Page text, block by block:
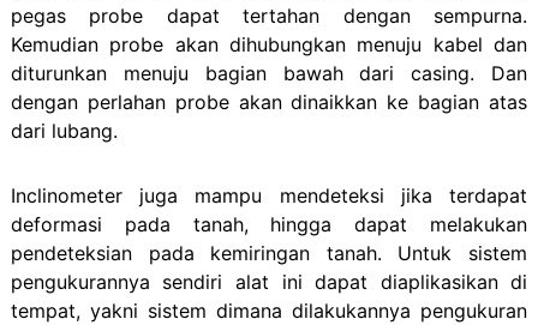
pegas probe dapat tertahan dengan sempurna.
Kemudian probe akan dihubungkan menuju kabel dan
diturunkan menuju bagian bawah dari casing. Dan
dengan perlahan probe akan dinaikkan ke bagian atas
dari lubang.
Inclinometer juga mampu mendeteksi jika terdapat
deformasi pada tanah, hingga dapat melakukan
pendeteksian pada kemiringan tanah. Untuk sistem
pengukurannya sendiri alat ini dapat diaplikasikan di
tempat, yakni sistem dimana dilakukannya pengukuran